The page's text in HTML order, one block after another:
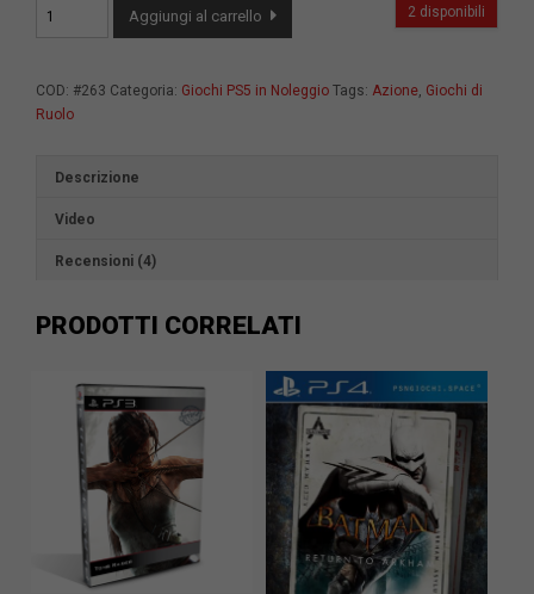
2 disponibili
Aggiungi al carrello
COD: #263 Categoria: Giochi PS5 in Noleggio Tags: Azione Giochi di
Ruolo
Descrizione
Video
Recensioni (4)
PRODOTTI CORRELATI